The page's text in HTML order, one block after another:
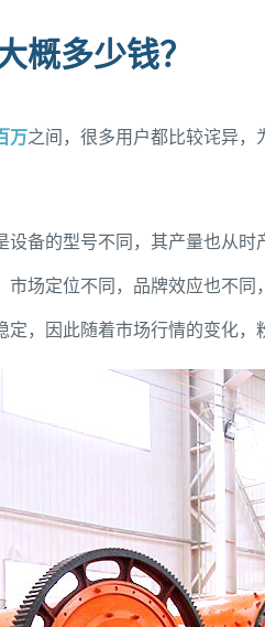
概多少钱？
万之间，很多用户都比较诧异，
备的型号不同，其产量也从
场定位不同，品牌效应也不
，因此随着市场行情的变化，